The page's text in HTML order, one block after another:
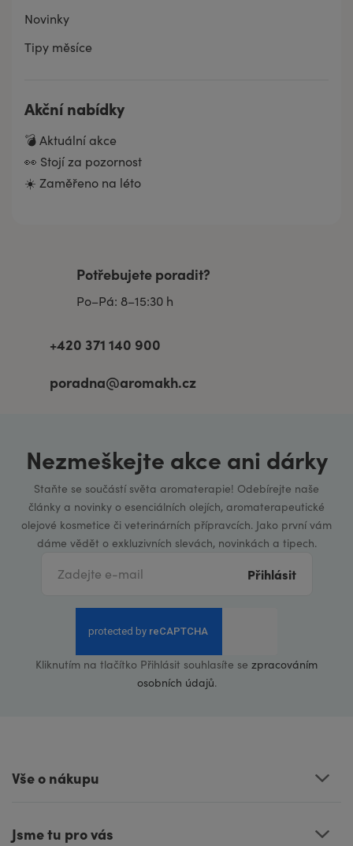
Novinky
Tipy měsíce
Akční nabídky
💣 Aktuální akce
👀 Stojí za pozornost
☀️ Zaměřeno na léto
Potřebujete poradit?
Po–Pá: 8–15:30 h
+420 371 140 900
poradna@aromakh.cz
Nezmeškejte akce ani dárky
Staňte se součástí světa aromaterapie! Odebírejte naše
články a novinky o esenciálních olejích, aromaterapeutické
olejové kosmetice či veterinárních přípravcích. Jako první vám
dáme vědět o exkluzivních slevách, novinkách a tipech.
Přihlásit
Kliknutím na tlačítko Přihlásit souhlasíte se zpracováním
osobních údajů.
Vše o nákupu
Jsme tu pro vás